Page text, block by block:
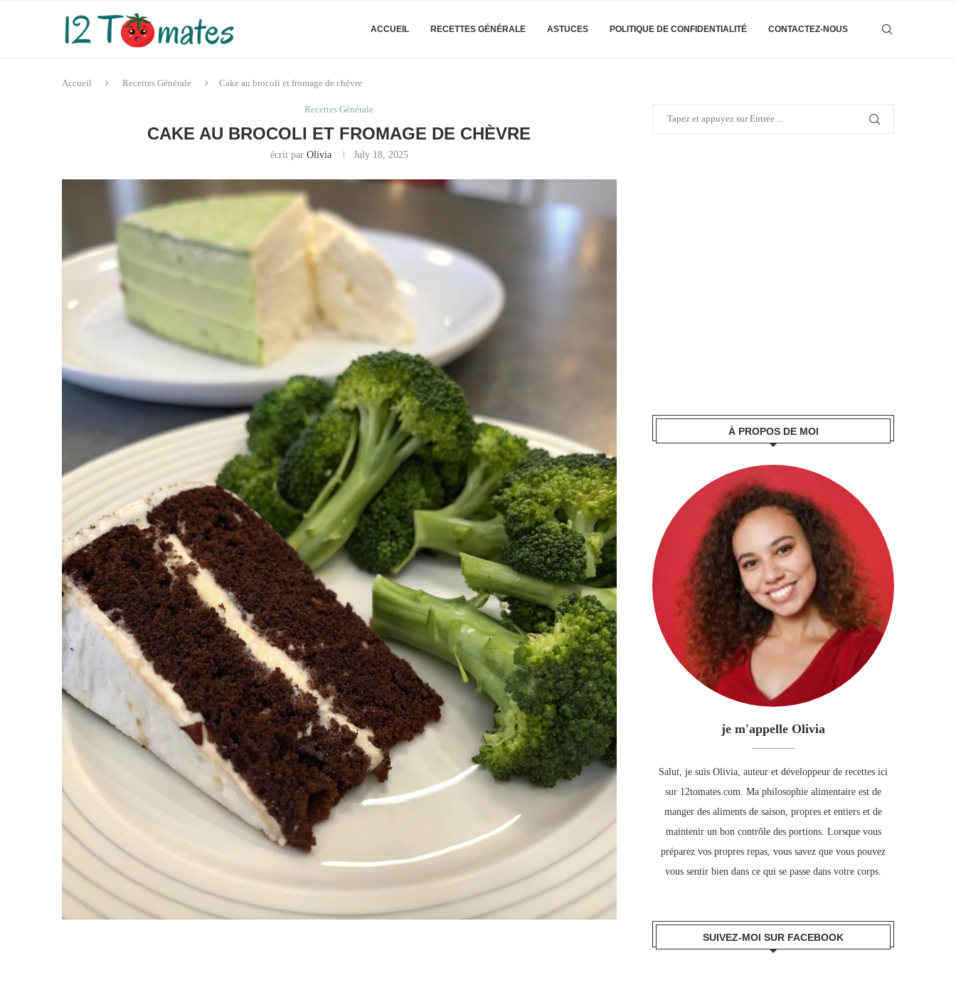
ACCUEIL RECETTES GÉNÉRALE ASTUCES POLITIQUE DE CONFIDENTIALITÉ CONTACTEZ-NOUS
Accueil Recettes Générale Cake au brocoli et fromage de chèvre
Recettes Générale
CAKE AU BROCOLI ET FROMAGE DE CHÈVRE
écrit par Olivia July 18, 2025
À PROPOS DE MOI
je m'appelle Olivia
Salut, je suis Olivia, auteur et développeur de recettes ici
sur 12tomates.com. Ma philosophie alimentaire est de
manger des aliments de saison, propres et entiers et de
maintenir un bon contrôle des portions. Lorsque vous
préparez vos propres repas, vous savez que vous pouvez
vous sentir bien dans ce qui se passe dans votre corps.
SUIVEZ-MOI SUR FACEBOOK